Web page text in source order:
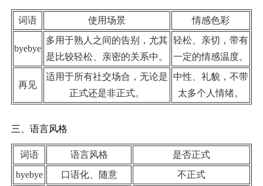
词语 使用场景 情感色彩
byebye
多用于熟人之间的告别，尤其
是比较轻松、亲密的关系中。
轻松、亲切，带有
一定的情感温度。
再见
适用于所有社交场合，无论是
正式还是非正式。
中性、礼貌，不带
太多个人情绪。
三、语言风格
词语 语言风格
是否正式
byebye
口语化、随意
不正式